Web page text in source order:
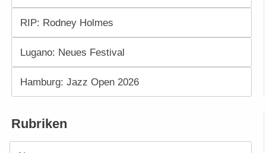
RIP: Rodney Holmes
Lugano: Neues Festival
Hamburg: Jazz Open 2026
Rubriken